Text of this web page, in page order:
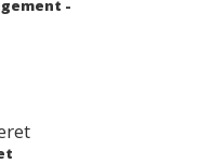
-